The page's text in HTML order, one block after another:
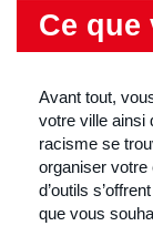
Ce que
Avant tout,
votre ville ainsi
racisme se
organiser votre
d’outils
que vous